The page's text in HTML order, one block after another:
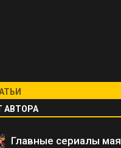
АВТОРА
Главные сериалы мая